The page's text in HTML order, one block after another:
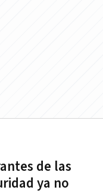
de las
ya no